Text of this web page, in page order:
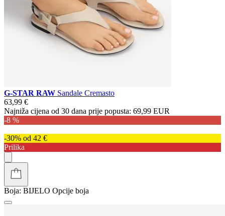
G-STAR RAW Sandale Cremasto
63,99 €
Najniža cijena od 30 dana prije popusta: 69,99 EUR
-8 %
-30% od 42 €
Prilika
Boja: BIJELO Opcije boja